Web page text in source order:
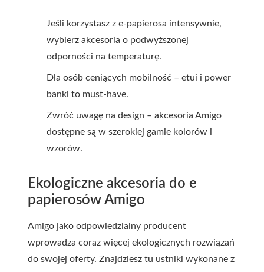
Jeśli korzystasz z e-papierosa intensywnie,
wybierz akcesoria o podwyższonej
odporności na temperaturę.
Dla osób ceniących mobilność – etui i power
banki to must-have.
Zwróć uwagę na design – akcesoria Amigo
dostępne są w szerokiej gamie kolorów i
wzorów.
Ekologiczne akcesoria do e
papierosów Amigo
Amigo jako odpowiedzialny producent
wprowadza coraz więcej ekologicznych rozwiązań
do swojej oferty. Znajdziesz tu ustniki wykonane z